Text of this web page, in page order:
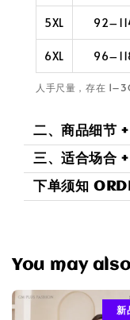
5XL
6XL
人手尺量，存在
二、商品细
三、适合场合
下单须知
You may
新